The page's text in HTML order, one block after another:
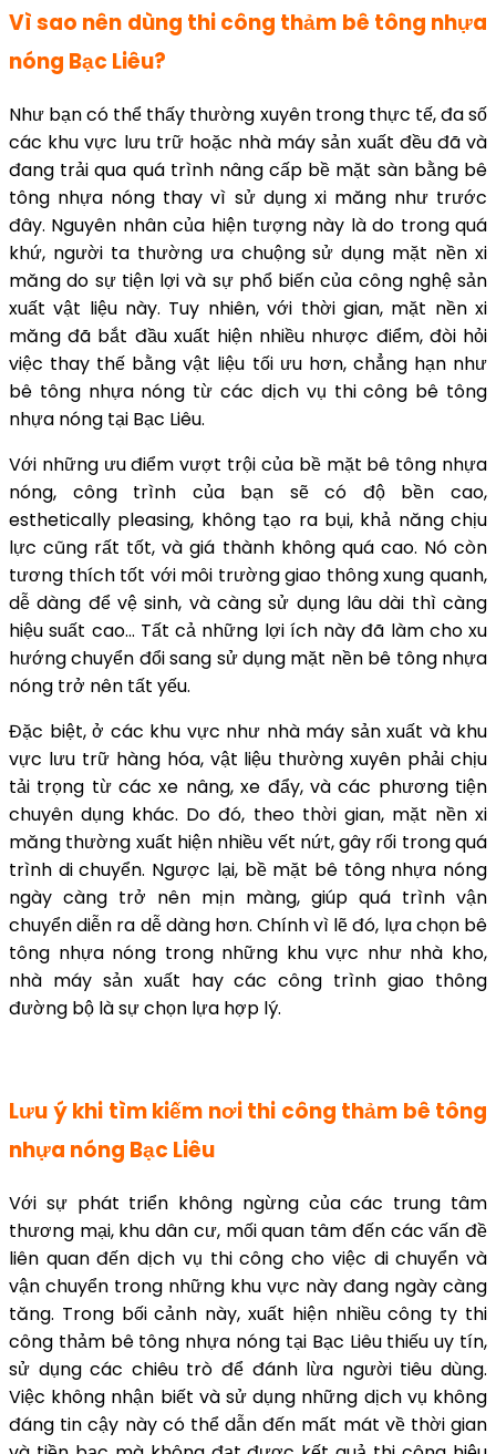
Vì sao nên dùng thi công thảm bê tông nhựa
nóng Bạc Liêu?
Như bạn có thể thấy thường xuyên trong thực tế, đa số
các khu vực lưu trữ hoặc nhà máy sản xuất đều đã và
đang trải qua quá trình nâng cấp bề mặt sàn bằng bê
tông nhựa nóng thay vì sử dụng xi măng như trước
đây. Nguyên nhân của hiện tượng này là do trong quá
khứ, người ta thường ưa chuộng sử dụng mặt nền xi
măng do sự tiện lợi và sự phổ biến của công nghệ sản
xuất vật liệu này. Tuy nhiên, với thời gian, mặt nền xi
măng đã bắt đầu xuất hiện nhiều nhược điểm, đòi hỏi
việc thay thế bằng vật liệu tối ưu hơn, chẳng hạn như
bê tông nhựa nóng từ các dịch vụ thi công bê tông
nhựa nóng tại Bạc Liêu.
Với những ưu điểm vượt trội của bề mặt bê tông nhựa
nóng, công trình của bạn sẽ có độ bền cao,
esthetically pleasing, không tạo ra bụi, khả năng chịu
lực cũng rất tốt, và giá thành không quá cao. Nó còn
tương thích tốt với môi trường giao thông xung quanh,
dễ dàng để vệ sinh, và càng sử dụng lâu dài thì càng
hiệu suất cao… Tất cả những lợi ích này đã làm cho xu
hướng chuyển đổi sang sử dụng mặt nền bê tông nhựa
nóng trở nên tất yếu.
Đặc biệt, ở các khu vực như nhà máy sản xuất và khu
vực lưu trữ hàng hóa, vật liệu thường xuyên phải chịu
tải trọng từ các xe nâng, xe đẩy, và các phương tiện
chuyên dụng khác. Do đó, theo thời gian, mặt nền xi
măng thường xuất hiện nhiều vết nứt, gây rối trong quá
trình di chuyển. Ngược lại, bề mặt bê tông nhựa nóng
ngày càng trở nên mịn màng, giúp quá trình vận
chuyển diễn ra dễ dàng hơn. Chính vì lẽ đó, lựa chọn bê
tông nhựa nóng trong những khu vực như nhà kho,
nhà máy sản xuất hay các công trình giao thông
đường bộ là sự chọn lựa hợp lý.
Lưu ý khi tìm kiếm nơi thi công thảm bê tông
nhựa nóng Bạc Liêu
Với sự phát triển không ngừng của các trung tâm
thương mại, khu dân cư, mối quan tâm đến các vấn đề
liên quan đến dịch vụ thi công cho việc di chuyển và
vận chuyển trong những khu vực này đang ngày càng
tăng. Trong bối cảnh này, xuất hiện nhiều công ty thi
công thảm bê tông nhựa nóng tại Bạc Liêu thiếu uy tín,
sử dụng các chiêu trò để đánh lừa người tiêu dùng.
Việc không nhận biết và sử dụng những dịch vụ không
đáng tin cậy này có thể dẫn đến mất mát về thời gian